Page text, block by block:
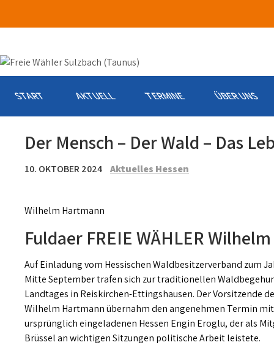
START AKTUELL TERMINE ÜBER UNS
Der Mensch – Der Wald – Das
10. OKTOBER 2024 Aktuelles Hessen
Wilhelm Hartmann
Fuldaer FREIE WÄHLER
Auf Einladung vom Hessischen Waldbesitzerverband zum
Mitte September trafen sich zur traditionellen
Landtages in Reiskirchen-Ettingshausen. Der Vorsitzende
Wilhelm Hartmann übernahm den angenehmen Termin
ursprünglich eingeladenen Hessen Engin Eroglu, der als
Brüssel an wichtigen Sitzungen politische Arbeit leistete.